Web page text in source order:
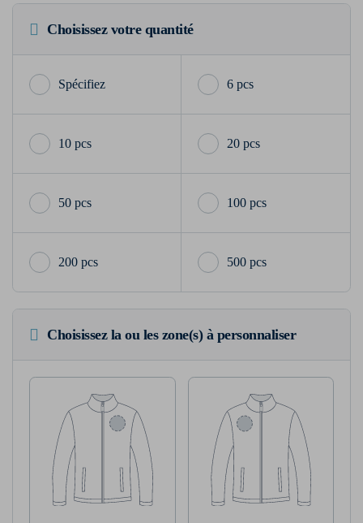
Choisissez votre quantité
6 pcs
10 pcs 20 pcs
50 pcs 100 pcs
200 pcs 500 pcs
Choisissez la ou les zone(s) à personnaliser